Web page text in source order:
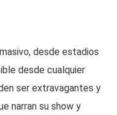
desde estadios
desde cualquier
ser extravagantes y
narran su show y